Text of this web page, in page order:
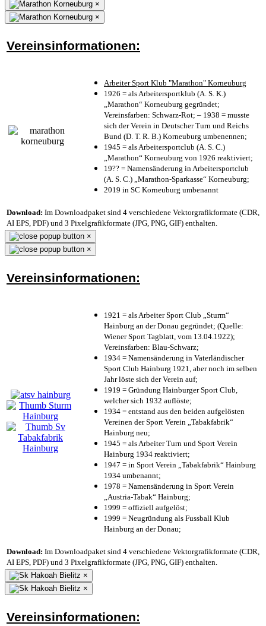
×
×
Vereinsinformationen:
Arbeiter Sport Klub "Marathon" Korneuburg
1926 = als Arbeitersportklub (A. S. K.)
„Marathon“ Korneuburg gegründet;
Vereinsfarben: Schwarz-Rot; – 1938 = musste
sich der Verein in Deutscher Turn und Reichs
Bund (D. T. R. B.) Korneuburg umbenennen;
1945 = als Arbeitersportclub (A. S. C.)
„Marathon“ Korneuburg von 1926 reaktiviert;
19?? = Namensänderung in Arbeitersportclub
(A. S. C.) „Marathon-Sparkasse“ Korneuburg;
2019 in SC Korneuburg umbenannt
Download: Im Downloadpaket sind 4 verschiedene Vektorgrafikformate (CDR,
AI EPS, PDF) und 3 Pixelgrafikformate (JPG, PNG, GIF) enthalten.
×
×
Vereinsinformationen:
1921 = als Arbeiter Sport Club „Sturm“
Hainburg an der Donau gegründet; (Quelle:
Wiener Sport Tagblatt, vom 13.04.1922);
Vereinsfarben: Blau-Schwarz;
1934 = Namensänderung in Vaterländischer
Sport Club Hainburg 1921, aber noch im selben
Jahr löste sich der Verein auf;
1919 = Gründung Hainburger Sport Club,
welcher sich 1932 auflöste;
1934 = entstand aus den beiden aufgelösten
Vereinen der Sport Verein „Tabakfabrik“
Hainburg neu;
1945 = als Arbeiter Turn und Sport Verein
Hainburg 1934 reaktiviert;
1947 = in Sport Verein „Tabakfabrik“ Hainburg
1934 umbenannt;
1978 = Namensänderung in Sport Verein
„Austria-Tabak“ Hainburg;
1999 = offiziell aufgelöst;
1999 = Neugründung als Fussball Klub
Hainburg an der Donau;
Download: Im Downloadpaket sind 4 verschiedene Vektorgrafikformate (CDR,
AI EPS, PDF) und 3 Pixelgrafikformate (JPG, PNG, GIF) enthalten.
×
×
Vereinsinformationen: